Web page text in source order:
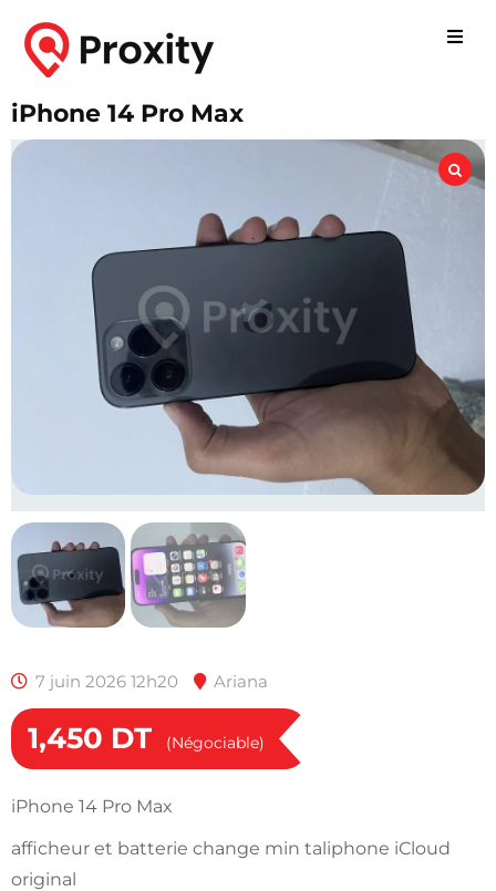
iPhone 14 Pro Max
7 juin 2026 12h20 Ariana
1,450 DT (Négociable)
iPhone 14 Pro Max
afficheur et batterie change min taliphone iCloud
original